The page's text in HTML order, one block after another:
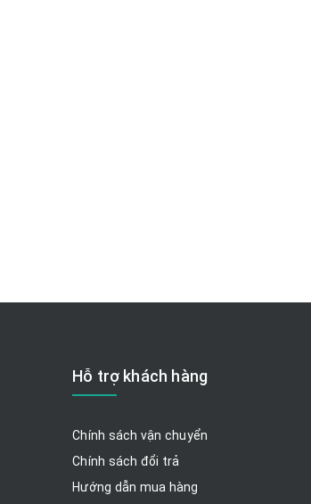
Hỗ trợ khách hàng
Chính sách vận chuyển
Chính sách đổi trả
Hướng dẫn mua hàng